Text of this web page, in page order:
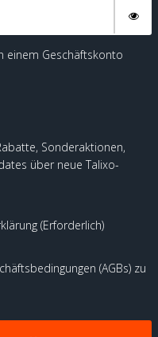
einem Geschäftskonto
Sonderaktionen,
über neue Talixo-
Erforderlich
(AGBs) zu